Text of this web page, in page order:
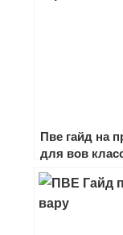
Пве гайд на
для вов
1.12.1